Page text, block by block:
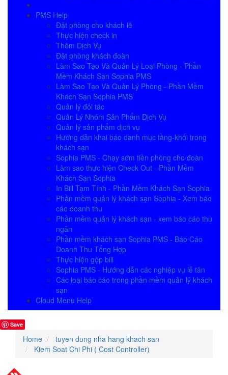
PMS Help
Đặt phòng cho khách lẽ
Thực hiện check in
Thêm Dịch Vụ
Đặt phòng khách đoàn
Làm Sao Tạo Và Quản Lý Loại Phòng - Phần
Mềm Khách Sạn Sophia PMS
Làm Sao Tạo Và Quản Lý Phòng - Phần Mềm
Khách Sạn Sophia PMS
Quản lý đối tác
Quản Lý Nhóm Sản Phẩm Dịch Vụ
Quản lý sản phẩm dịch vụ
Hướng dẫn khai báo danh mục tầng-khối trong
khách sạn
Sophia PMS - Chạy sớm tiền phòng cho đoàn
Làm sao thực hiện Check Out - Phần Mềm
Khách Sạn Sophia
In Bill Tạm Tính - Phần Mềm Khách Sạn Sophia
Phần mềm quản lý khách sạn Sophia - Xem báo
cáo doanh thu
Phần mềm quản lý khách sạn - xem báo cáo thu
ngân
Phần mềm khách sạn Sophia PMS - Báo Cáo
Doanh Thu Tổng Hợp
Thực hiện gộp bill
Sophia PMS - Hướng dẫn các nghiệp vụ lễ tân
Các loại báo cáo trong phần mềm quản lý khách
sạn
Cloud Menu Help
Save
Home
tuyen dung nha hang khach san
Kiem Soat Chi Phi ( Cost Controller)